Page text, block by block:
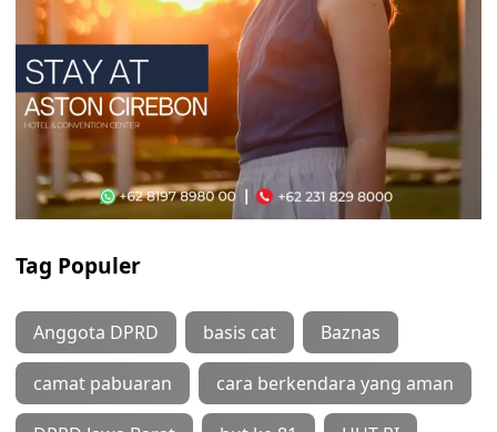
Tag Populer
Anggota DPRD basis cat Baznas
camat pabuaran cara berkendara yang aman